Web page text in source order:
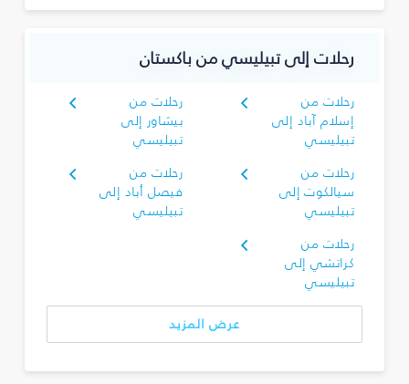
رحلات إلى تبيليسي من باكستان
رحلات من
إسلام آباد إلى
تبيليسي
رحلات من
بيشاور إلى
تبيليسي
رحلات من
سيالكوت إلى
تبيليسي
رحلات من
فيصل أباد إلى
تبيليسي
رحلات من
كراتشي إلى
تبيليسي
عرض المزيد